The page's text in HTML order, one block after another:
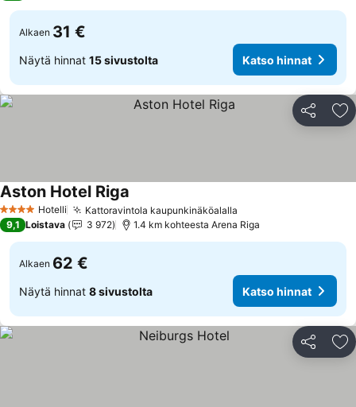
Alkaen 31 €
Näytä hinnat 15 sivustolta Katso hinnat
Jaa
4 Tähtiluokitus
Hotelli Kattoravintola kaupunkinäköalalla
Aston Hotel Riga
9,1 Loistava 3 972 1.4 km kohteesta Arena Riga
Alkaen 62 €
Näytä hinnat 8 sivustolta Katso hinnat
Jaa